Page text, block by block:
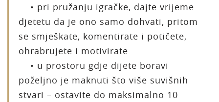
• pri pružanju igračke, dajte vrijeme
djetetu da je ono samo dohvati, pritom
se smješkate, komentirate i potičete,
ohrabrujete i motivirate
• u prostoru gdje dijete boravi
poželjno je maknuti što više suvišnih
stvari – ostavite do maksimalno 10